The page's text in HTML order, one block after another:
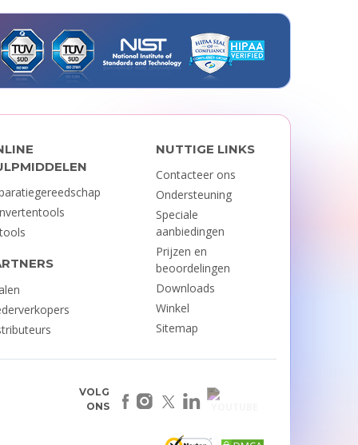
NUTTIGE LINKS
Contacteer ons
Ondersteuning
Speciale
aanbiedingen
Prijzen en
beoordelingen
Downloads
Winkel
Sitemap
VOLG
ONS